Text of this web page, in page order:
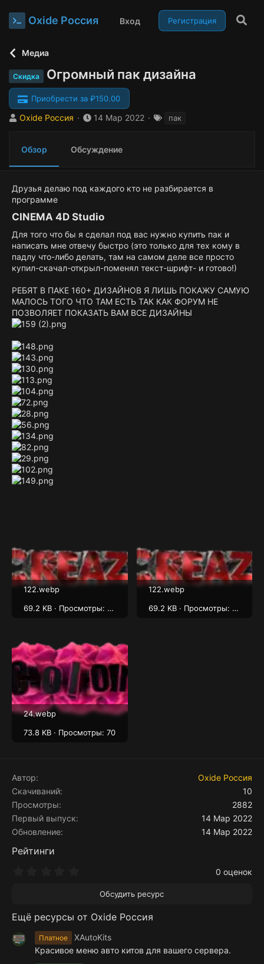
Oxide Россия Вход Регистрация
Медиа
Скидка Огромный пак дизайна
Приобрести за ₽150.00
А
о
Oxide Россия
Д
а
з
н
я
14 Мар 2022 пак
Обзор Обсуждение
Друзья делаю под каждого кто не разбирается в
программе
CINEMA 4D Studio​
Для того что бы я сделал под вас нужно купить пак и
написать мне отвечу быстро (это только для тех кому в
падлу что-либо делать, там на самом деле все просто
купил-скачал-открыл-поменял текст-шрифт- и готово!)
РЕБЯТ В ПАКЕ 160+ ДИЗАЙНОВ Я ЛИШЬ ПОКАЖУ САМУЮ
МАЛОСЬ ТОГО ЧТО ТАМ ЕСТЬ ТАК КАК ФОРУМ НЕ
ПОЗВОЛЯЕТ ПОКАЗАТЬ ВАМ ВСЕ ДИЗАЙНЫ
122.webp
69.2 KB · Просмотры: 53
122.webp
69.2 KB · Просмотры: 63
24.webp
73.8 KB · Просмотры: 70
Автор
Oxide Россия
Скачиваний
10
Просмотры
2882
Первый выпуск
14 Мар 2022
Обновление
14 Мар 2022
Рейтинги
в
з
д
0 оценок
Обсудить ресурс
Ещё ресурсы от Oxide Россия
Платное
XAutoKits
Красивое меню авто китов для вашего сервера.